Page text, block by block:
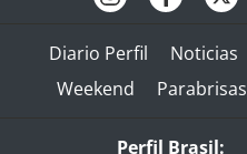
Diario Perfil Noticias
Weekend
Parabrisas
Perfil Brasil: